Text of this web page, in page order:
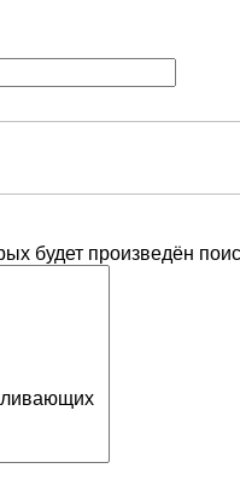
будет произведён